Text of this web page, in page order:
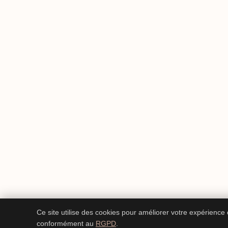
Ce site utilise des cookies pour améliorer votre
conformément au RGPD